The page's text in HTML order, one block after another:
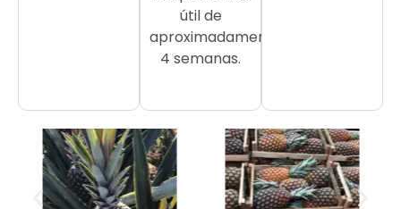
útil de
aproximadamente
4 semanas.